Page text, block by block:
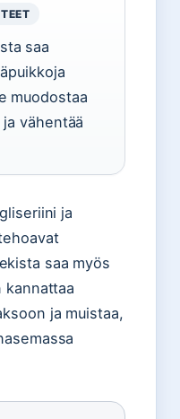
saa
muodostaa
vähentää
ja
saa myös
ja muistaa,